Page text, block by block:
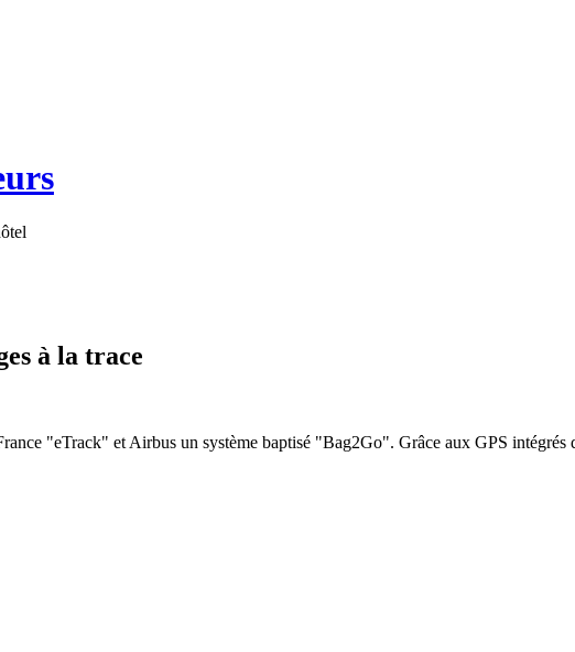
à la trace
"eTrack" et Airbus un système baptisé "Bag2Go". Grâce aux GPS intégrés